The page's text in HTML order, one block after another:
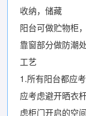
收纳，储藏
阳台可做贮物柜
靠窗部分做防潮
工艺
1.所有阳台都应
应考虑避开晒衣
虑柜门开启的空